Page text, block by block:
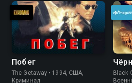
Побег
The Getaway • 1994, США,
Криминал
Black